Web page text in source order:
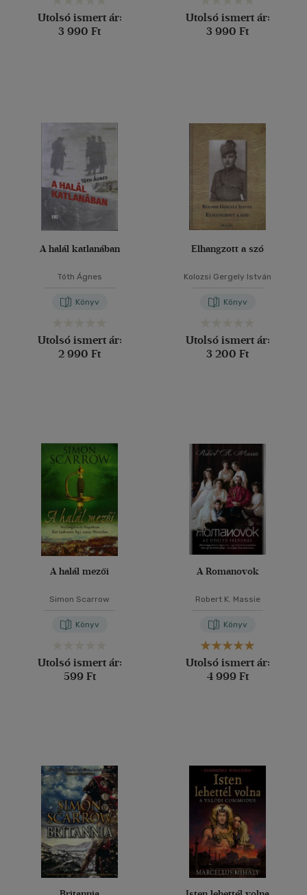
Utolsó ismert ár:
3 990 Ft
Utolsó ismert ár:
3 990 Ft
A halál katlanában
Tóth Ágnes
Könyv
Utolsó ismert ár:
2 990 Ft
Elhangzott a szó
Kolozsi Gergely István
Könyv
Utolsó ismert ár:
3 200 Ft
A halál mezői
Simon Scarrow
Könyv
Utolsó ismert ár:
599 Ft
A Romanovok
Robert K. Massie
Könyv
Utolsó ismert ár:
4 999 Ft